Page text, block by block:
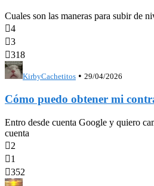
Cuales son las maneras para subir de
4
3
318
KirbyCachetitos • 29/04/2026
Cómo puedo obtener mi
Entro desde cuenta Google y quiero
cuenta
2
1
352